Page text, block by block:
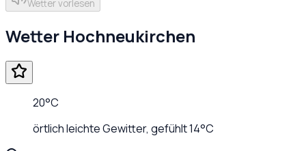
Wetter vorlesen
Wetter Hochneukirchen
20°C
örtlich leichte Gewitter, gefühlt14°C